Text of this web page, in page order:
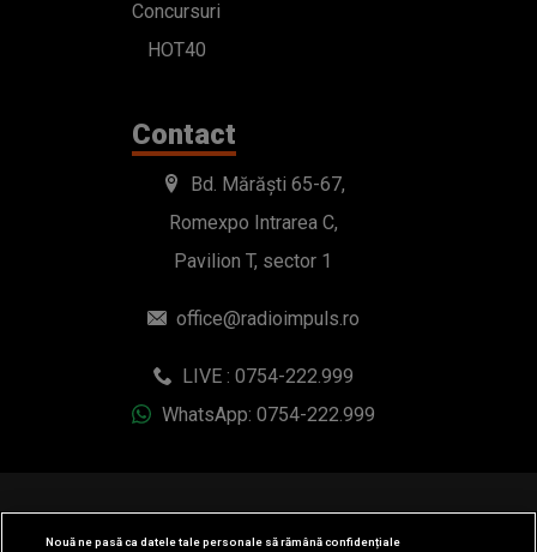
Concursuri
HOT40
Contact
Bd. Mărăști 65-67,
Romexpo Intrarea C,
Pavilion T, sector 1
office@radioimpuls.ro
LIVE : 0754-222.999
WhatsApp: 0754-222.999
Nouă ne pasă ca datele tale personale să rămână confidențiale